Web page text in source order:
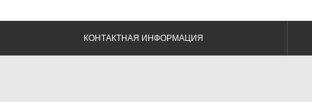
КОНТАКТНАЯ ИНФОРМАЦИЯ